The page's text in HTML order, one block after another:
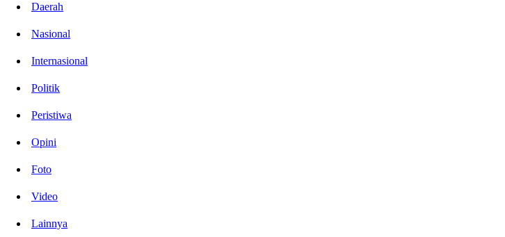
Daerah
Nasional
Internasional
Politik
Peristiwa
Opini
Foto
Video
Lainnya